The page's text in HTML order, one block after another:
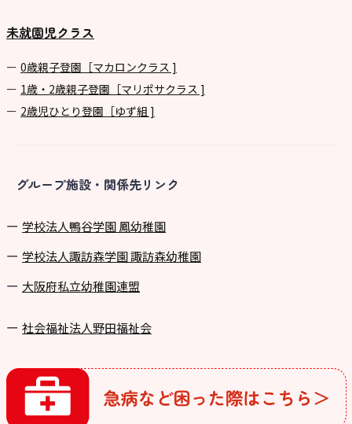
未就園児クラス
0歳親子登園［マカロンクラス ]
1歳・2歳親子登園［マリポサクラス ]
2歳児ひとり登園［ゆず組 ]
グループ施設・関係先リンク
学校法⼈鴨⾕学園 鳳幼稚園
学校法⼈諏訪森学園 諏訪森幼稚園
⼤阪府私⽴幼稚園連盟
社会福祉法人野田福祉会